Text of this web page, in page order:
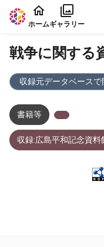
本文に飛ぶ
ホームギャラリー
戦争に関する
収録元データベースで
書籍等
収録:広島平和記念資料